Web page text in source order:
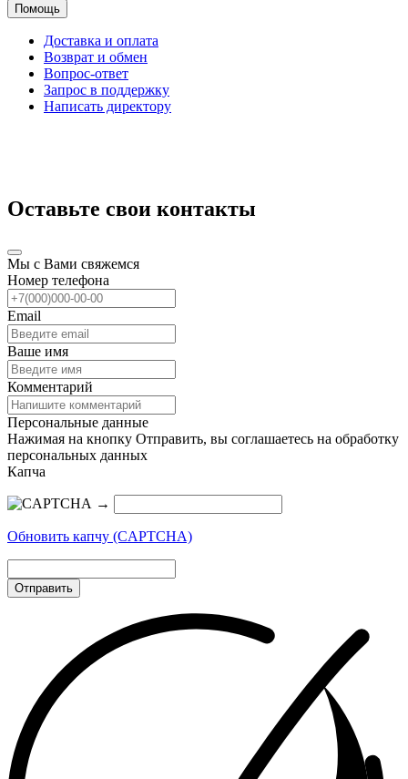
Помощь
Доставка и оплата
Возврат и обмен
Вопрос-ответ
Запрос в поддержку
Написать директору
Оставьте свои контакты
Мы с Вами свяжемся
Номер телефона
Email
Ваше имя
Комментарий
Персональные данные
Нажимая на кнопку Отправить, вы соглашаетесь на обработку
персональных данных
Капча
→
Обновить капчу (CAPTCHA)
Отправить